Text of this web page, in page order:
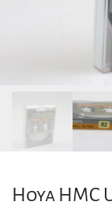
Hoya HMC